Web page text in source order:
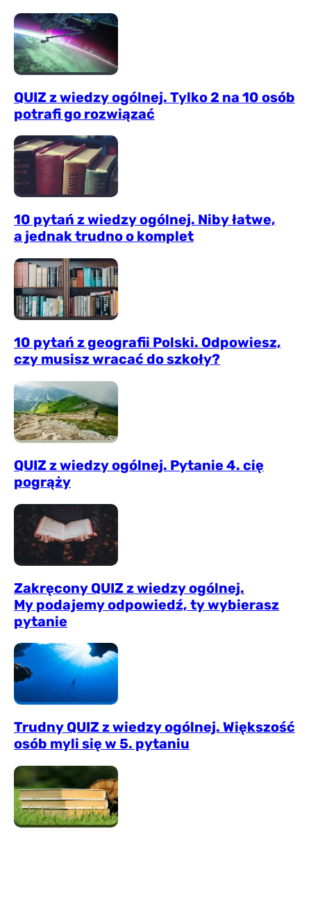
QUIZ z wiedzy ogólnej. Tylko 2 na 10 osób
potrafi go rozwiązać
10 pytań z wiedzy ogólnej. Niby łatwe,
a jednak trudno o komplet
10 pytań z geografii Polski. Odpowiesz,
czy musisz wracać do szkoły?
QUIZ z wiedzy ogólnej. Pytanie 4. cię
pogrąży
Zakręcony QUIZ z wiedzy ogólnej.
My podajemy odpowiedź, ty wybierasz
pytanie
Trudny QUIZ z wiedzy ogólnej. Większość
osób myli się w 5. pytaniu